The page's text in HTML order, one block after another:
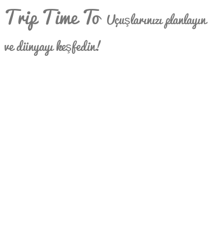
Trip Time To Uçuşlarınızı planlayın
ve dünyayı keşfedin!